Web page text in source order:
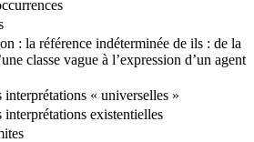
: la référence indéterminée de ils : de la
classe vague à l’expression d’un agent
interprétations « universelles »
interprétations existentielles